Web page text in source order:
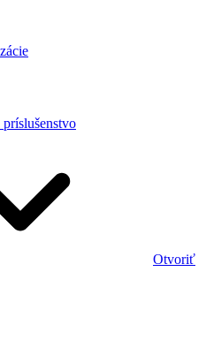
Otvoriť